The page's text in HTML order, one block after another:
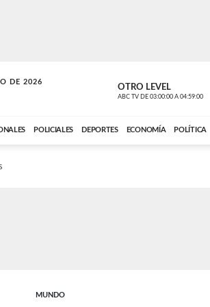
DE 2026
OTRO LEVEL
ABC TV DE 03:00:00 A 04:59:00
POLICIALES DEPORTES ECONOMÍA POLÍTICA
MUNDO